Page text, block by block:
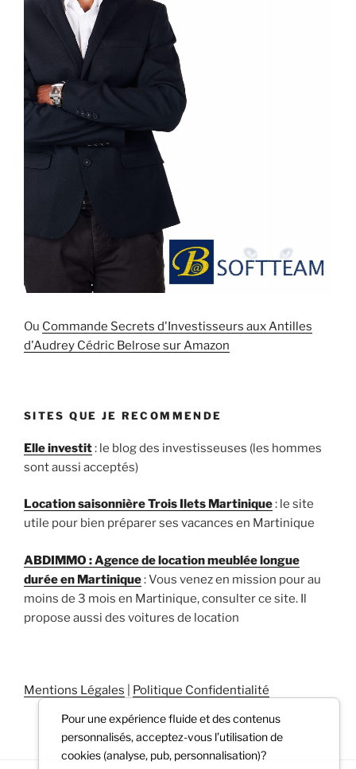
Ou Commande Secrets d'Investisseurs aux Antilles
d'Audrey Cédric Belrose sur Amazon
SITES QUE JE RECOMMENDE
Elle investit: le blog des investisseuses (les hommes
sont aussi acceptés)
Location saisonnière Trois Ilets Martinique: le site
utile pour bien préparer ses vacances en Martinique
ABDIMMO : Agence de location meublée longue
durée en Martinique: Vous venez en mission pour au
moins de 3 mois en Martinique, consulter ce site. Il
propose aussi des voitures de location
Mentions Légales Politique Confidentialité
Pour une expérience fluide et des contenus
personnalisés, acceptez-vous l’utilisation de
cookies (analyse, pub, personnalisation)?